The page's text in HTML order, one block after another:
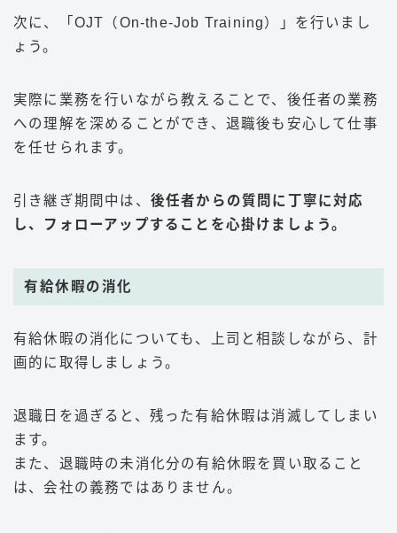
次に、「OJT（On-the-Job Training）」を行いまし
ょう。
実際に業務を行いながら教えることで、後任者の業務
への理解を深めることができ、退職後も安心して仕事
を任せられます。
引き継ぎ期間中は、 後任者からの質問に丁寧に対応
し、フォローアップすることを心掛けましょう。
有給休暇の消化
有給休暇の消化についても、上司と相談しながら、計
画的に取得しましょう。
退職日を過ぎると、残った有給休暇は消滅してしまい
ます。
また、退職時の未消化分の有給休暇を買い取ること
は、会社の義務ではありません。